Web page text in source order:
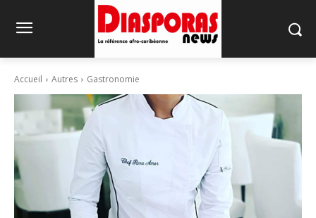
Accueil Autres Gastronomie